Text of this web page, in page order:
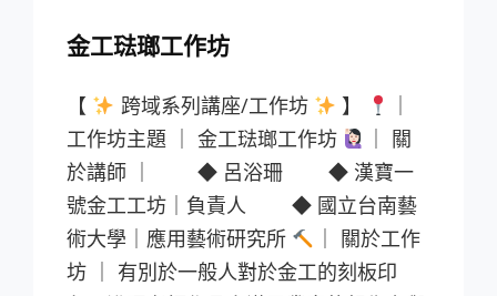
金工琺瑯工作坊
【 跨域系列講座/工作坊 】
工作坊主題 ｜ 金工琺瑯工作坊
｜ 關
於講師 ｜ ◆ 呂浴珊 ◆ 漢寶一
號金工工坊｜負責人 ◆ 國立台南藝
術大學｜應用藝術研究所
｜ 關於工作
坊 ｜ 有別於一般人對於金工的刻板印